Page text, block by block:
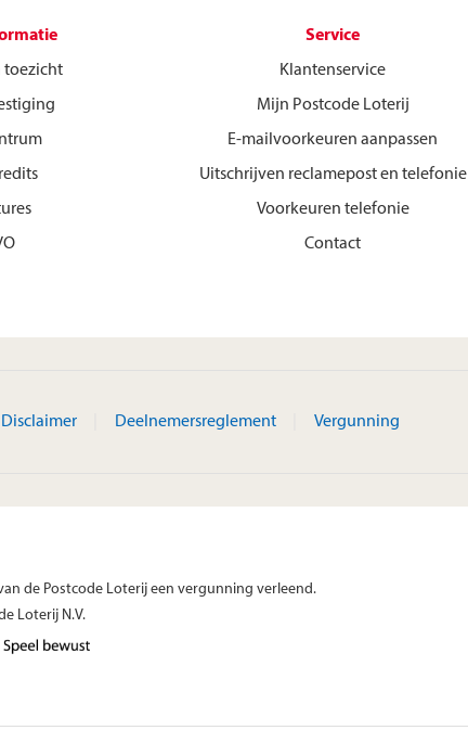
toezicht
Service
Klantenservice
Mijn Postcode Loterij
E-mailvoorkeuren aanpassen
Uitschrijven reclamepost en telefonie
Voorkeuren telefonie
Contact
Disclaimer Deelnemersreglement Vergunning
de Postcode Loterij een vergunning verleend.
Loterij N.V.